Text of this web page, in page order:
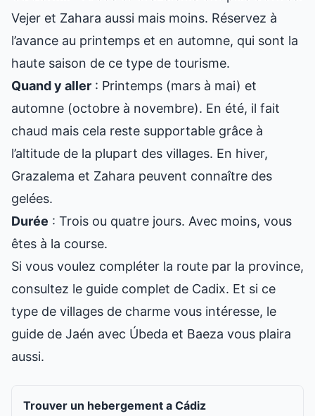
Vejer et Zahara aussi mais moins. Réservez à
l’avance au printemps et en automne, qui sont la
haute saison de ce type de tourisme.
Quand y aller : Printemps (mars à mai) et
automne (octobre à novembre). En été, il fait
chaud mais cela reste supportable grâce à
l’altitude de la plupart des villages. En hiver,
Grazalema et Zahara peuvent connaître des
gelées.
Durée : Trois ou quatre jours. Avec moins, vous
êtes à la course.
Si vous voulez compléter la route par la province,
consultez le guide complet de Cadix. Et si ce
type de villages de charme vous intéresse, le
guide de Jaén avec Úbeda et Baeza vous plaira
aussi.
Trouver un hebergement a Cádiz